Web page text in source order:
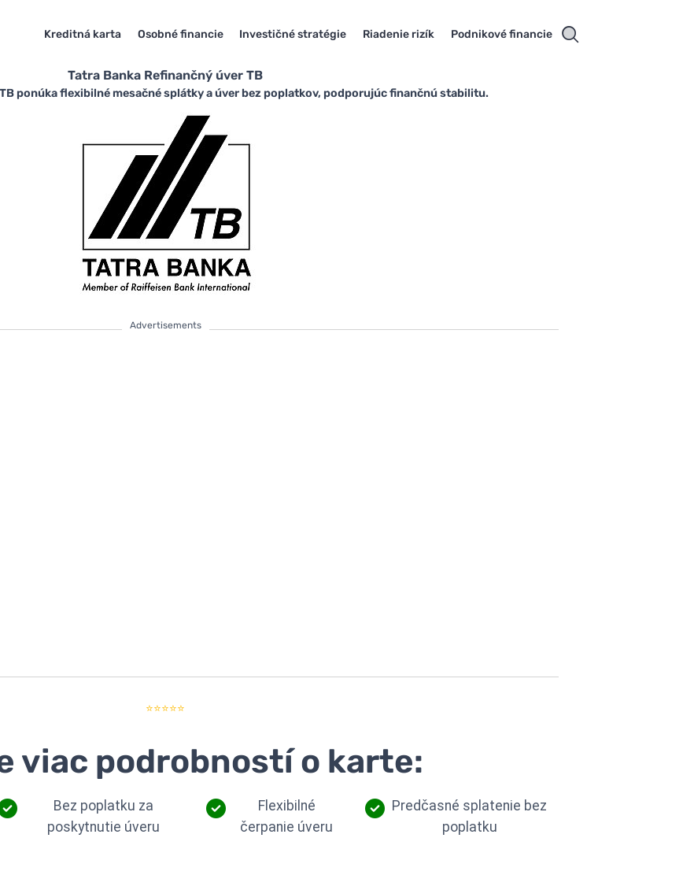
Kreditná karta Osobné financie Investičné stratégie Riadenie rizík Podnikové financie
Tatra Banka Refinančný úver TB
ponúka flexibilné mesačné splátky a úver bez poplatkov, podporujúc finančnú stabilitu.
Advertisements
⭐⭐⭐⭐⭐
viac podrobností o karte:
Bez poplatku za
poskytnutie úveru
Flexibilné
čerpanie úveru
Predčasné splatenie bez
poplatku